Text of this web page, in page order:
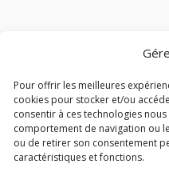
Pour offrir les meilleures
cookies pour stocker et/ou
consentir à ces technologies
comportement de navigation ou
ou de retirer son consentement
caractéristiques et fonctions.
Temps de cuisson
30minutes
min
Noël